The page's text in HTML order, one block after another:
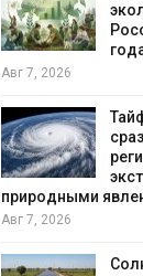
Авг 7, 2026
природными
Авг 7, 2026